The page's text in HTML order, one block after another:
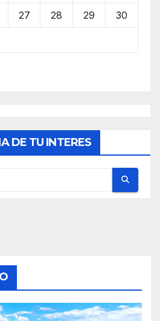
27 28 29 30
DE TU INTERES